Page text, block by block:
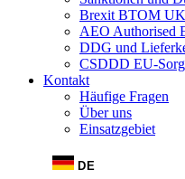
Brexit BTOM
AEO Authorised
DDG und
CSDDD EU-
Kontakt
Häufige Fragen
Über uns
Einsatzgebiet
DE